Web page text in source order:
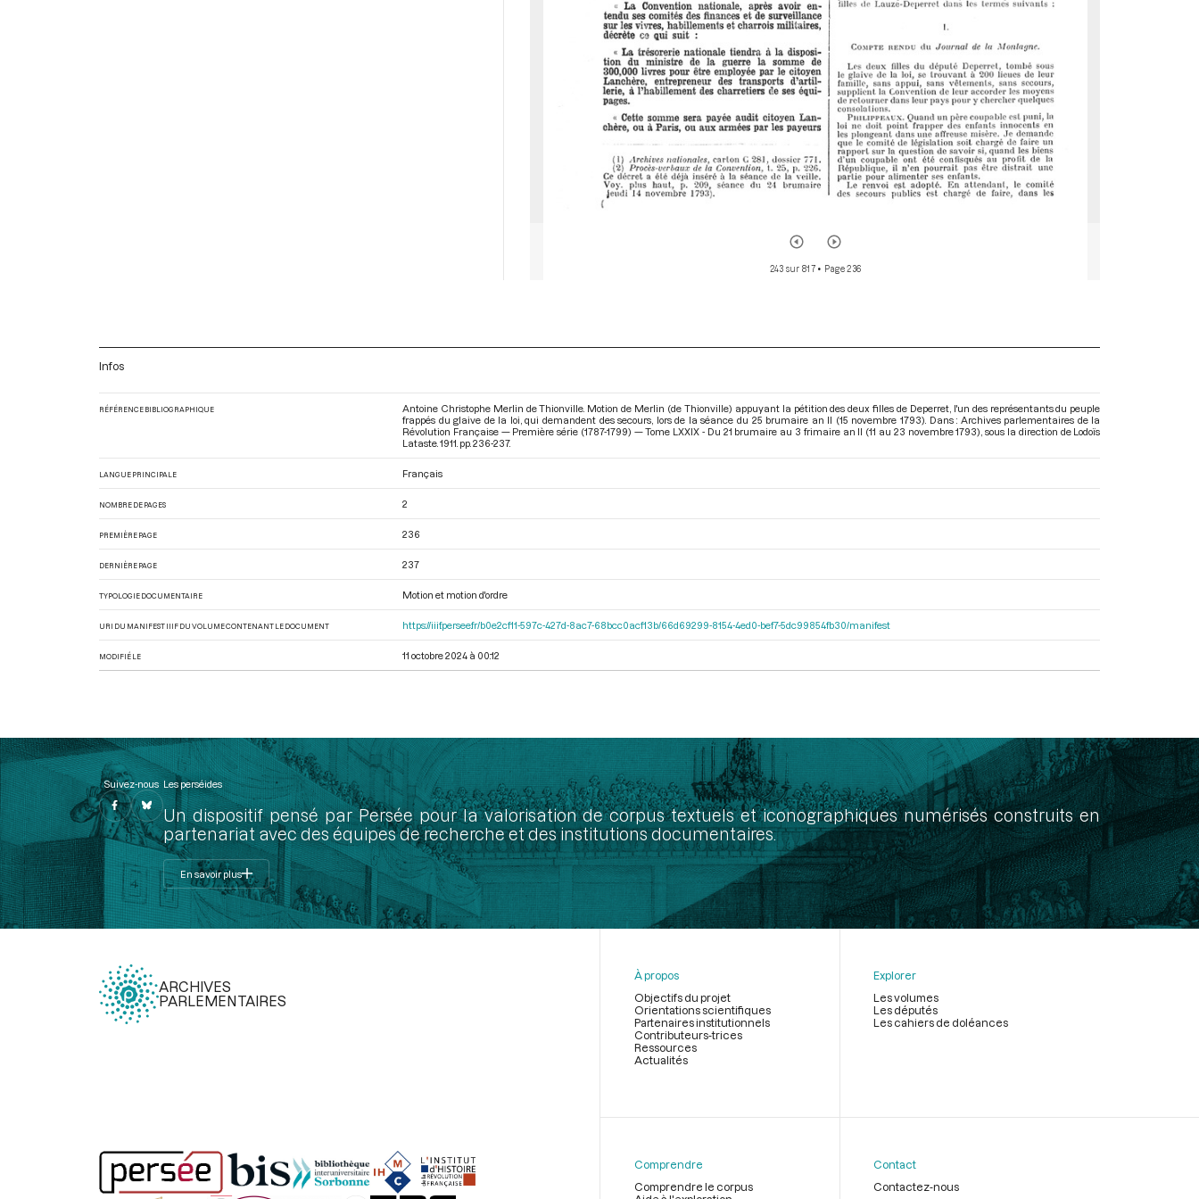
243 sur 817• Page 236
Infos
RÉFÉRENCE BIBLIOGRAPHIQUE
Antoine Christophe Merlin de Thionville. Motion de Merlin (de Thionville) appuyant la pétition des deux filles de Deperret, l'un des représentants du peuple
frappés du glaive de la loi, qui demandent des secours, lors de la séance du 25 brumaire an II (15 novembre 1793). Dans : Archives parlementaires de la
Révolution Française — Première série (1787-1799) — Tome LXXIX - Du 21 brumaire au 3 frimaire an II (11 au 23 novembre 1793) , sous la direction de Lodoïs
Lataste. 1911. pp. 236-237.
LANGUE PRINCIPALE Français
NOMBRE DE PAGES 2
PREMIÈRE PAGE 236
DERNIÈRE PAGE 237
TYPOLOGIE DOCUMENTAIRE Motion et motion d'ordre
URI DU MANIFEST IIIF DU VOLUME CONTENANT LE DOCUMENT https://iiif.persee.fr/b0e2cf11-597c-427d-8ac7-68bcc0acf13b/66d69299-8154-4ed0-bef7-5dc99854fb30/manifest
MODIFIÉ LE 11 octobre 2024 à 00:12
Suivez-nous Les perséides
Un dispositif pensé par Persée pour la valorisation de corpus textuels et iconographiques numérisés construits en
partenariat avec des équipes de recherche et des institutions documentaires.
En savoir plus
ARCHIVES
PARLEMENTAIRES
page
À propos
Objectifs du projet
Orientations scientifiques
Partenaires institutionnels
Contributeurs-trices
Ressources
Actualités
Explorer
Les volumes
Les députés
Les cahiers de doléances
Comprendre
Comprendre le corpus
Contact
Contactez-nous